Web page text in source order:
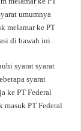
umumnya
melamar ke PT
di bawah ini.
syarat syarat
syarat
ke PT Federal
PT Federal